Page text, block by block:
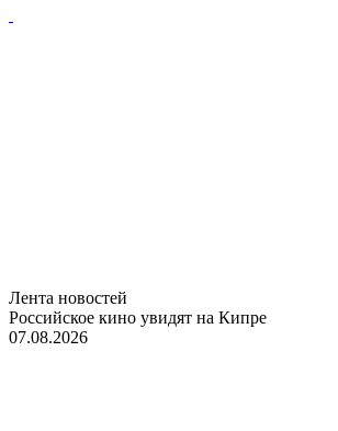
Лента новостей
Российское кино увидят на Кипре
07.08.2026